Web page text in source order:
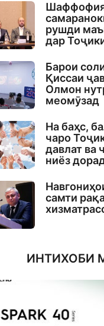
рушди
дар
Барои
Қиссаи
Олмон
меомӯзад
На баҳс,
чаро
давлат ва
ниёз
самти
ИНТИХОБИ